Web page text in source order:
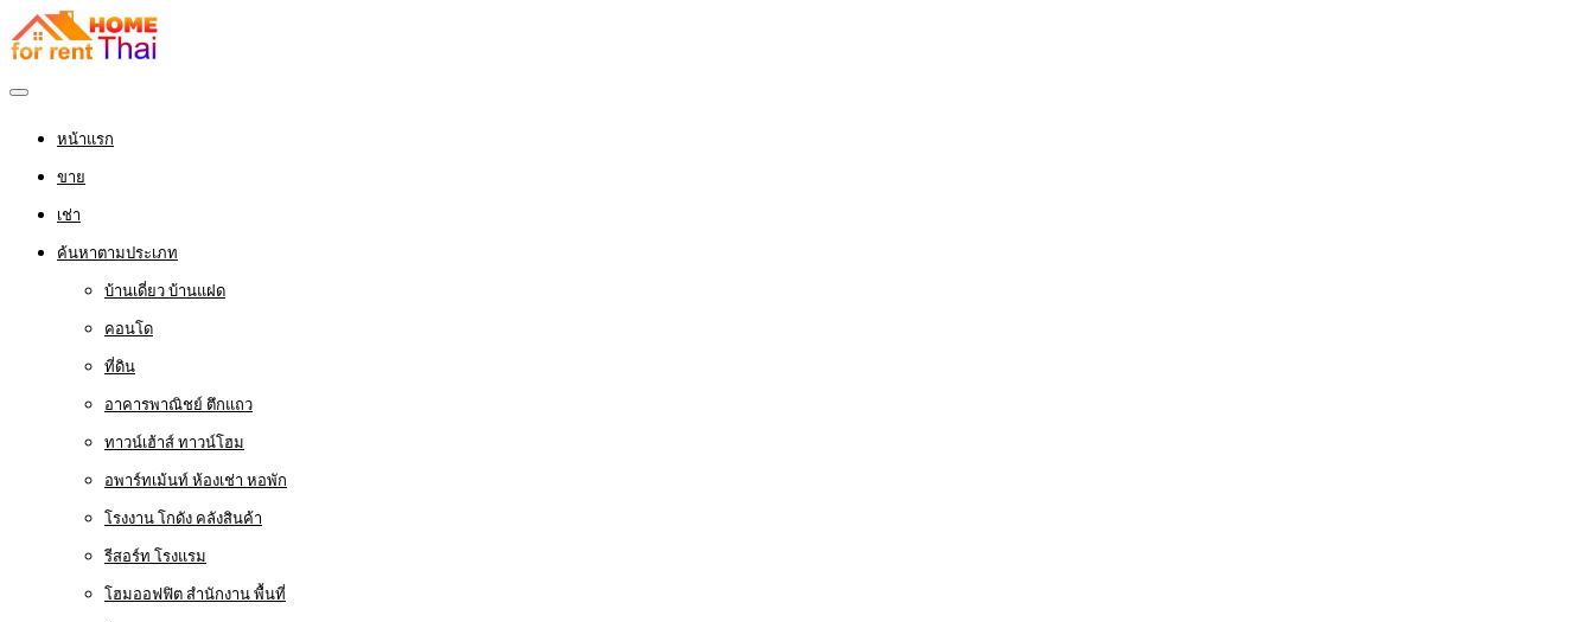
หน้าแรก
ขาย
เช่า
ค้นหาตามประเภท
บ้านเดี่ยว บ้านแฝด
คอนโด
ที่ดิน
อาคารพาณิชย์ ตึกแถว
ทาวน์เฮ้าส์ ทาวน์โฮม
อพาร์ทเม้นท์ ห้องเช่า หอพัก
โรงงาน โกดัง คลังสินค้า
รีสอร์ท โรงแรม
โฮมออฟฟิต สำนักงาน พื้นที่